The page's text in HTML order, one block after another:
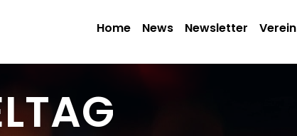
Home News Newsletter Verein